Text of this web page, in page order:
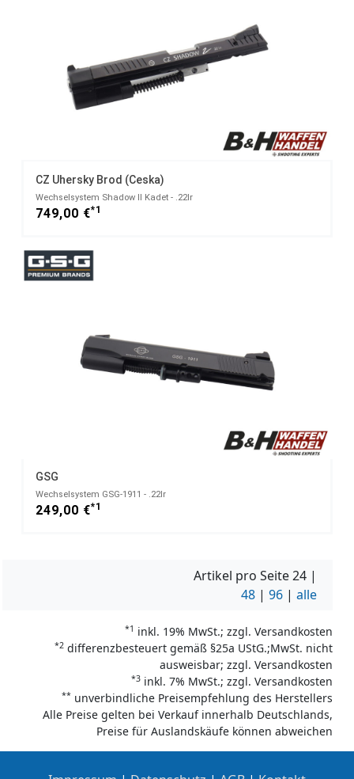
CZ Uhersky Brod (Ceska)
Wechselsystem Shadow II Kadet - .22lr
749,00 €*1
GSG
Wechselsystem GSG-1911 - .22lr
249,00 €*1
Artikel pro Seite24 |
48 | 96 | alle
*1 inkl. 19% MwSt.; zzgl. Versandkosten
*2 differenzbesteuert gemäß §25a UStG.;MwSt. nicht
ausweisbar; zzgl. Versandkosten
*3 inkl. 7% MwSt.; zzgl. Versandkosten
** unverbindliche Preisempfehlung des Herstellers
Alle Preise gelten bei Verkauf innerhalb Deutschlands,
Preise für Auslandskäufe können abweichen